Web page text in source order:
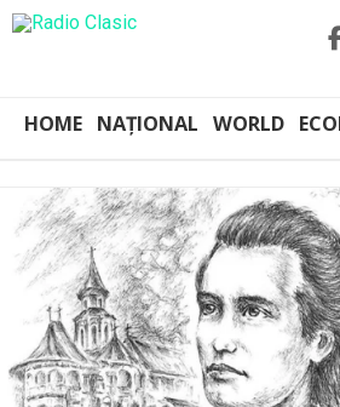
HOME NAȚIONAL WORLD